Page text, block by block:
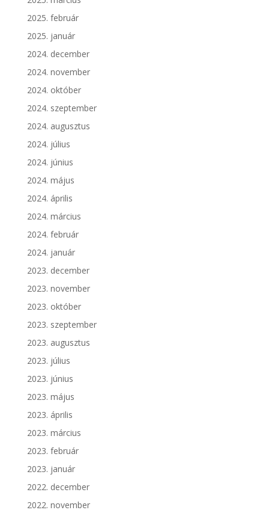
2025. február
2025. január
2024. december
2024. november
2024. október
2024. szeptember
2024. augusztus
2024. július
2024. június
2024. május
2024. április
2024. március
2024. február
2024. január
2023. december
2023. november
2023. október
2023. szeptember
2023. augusztus
2023. július
2023. június
2023. május
2023. április
2023. március
2023. február
2023. január
2022. december
2022. november